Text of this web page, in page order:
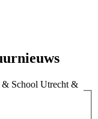
& School Utrecht &